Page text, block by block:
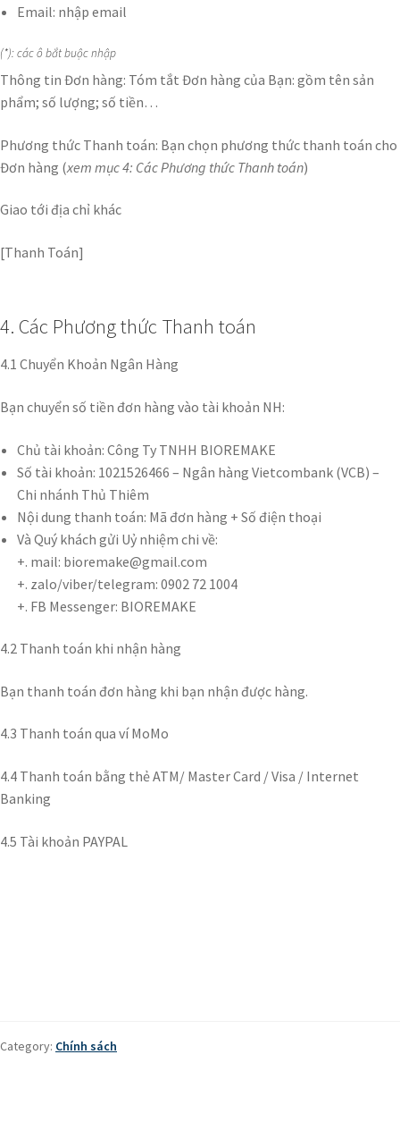
Email: nhập email
(*): các ô bắt buộc nhập
Thông tin Đơn hàng: Tóm tắt Đơn hàng của Bạn: gồm tên sản
phẩm; số lượng; số tiền…
Phương thức Thanh toán: Bạn chọn phương thức thanh toán cho
Đơn hàng (xem mục 4: Các Phương thức Thanh toán)
Giao tới địa chỉ khác
[Thanh Toán]
4. Các Phương thức Thanh toán
4.1 Chuyển Khoản Ngân Hàng
Bạn chuyển số tiền đơn hàng vào tài khoản NH:
Chủ tài khoản: Công Ty TNHH BIOREMAKE
Số tài khoản: 1021526466 – Ngân hàng Vietcombank (VCB) –
Chi nhánh Thủ Thiêm
Nội dung thanh toán: Mã đơn hàng + Số điện thoại
Và Quý khách gửi Uỷ nhiệm chi về:
+. mail: bioremake@gmail.com
+. zalo/viber/telegram: 0902 72 1004
+. FB Messenger: BIOREMAKE
4.2 Thanh toán khi nhận hàng
Bạn thanh toán đơn hàng khi bạn nhận được hàng.
4.3 Thanh toán qua ví MoMo
4.4 Thanh toán bằng thẻ ATM/ Master Card / Visa / Internet
Banking
4.5 Tài khoản PAYPAL
Category: Chính sách